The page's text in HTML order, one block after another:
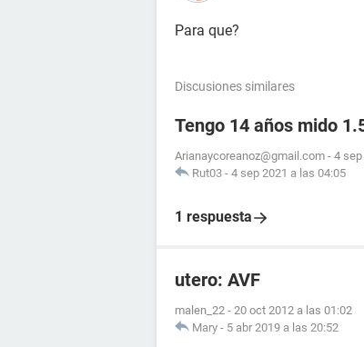
Para que?
Discusiones similares
Tengo 14 años mido
Arianaycoreanoz@gmail.com - 4
Rut03 - 4 sep 2021 a las 04:05
1 respuesta
utero: AVF
malen_22 - 20 oct 2012 a las 01:02
Mary - 5 abr 2019 a las 20:52